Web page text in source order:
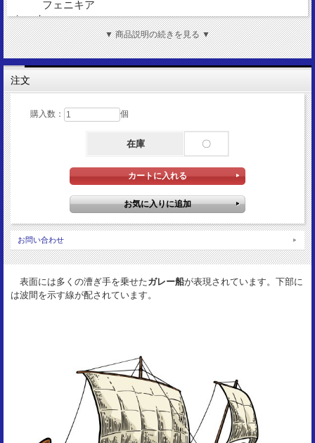
フェニキア
都 市：
シドン
発行年：
BC365-BC349
額 面：
金 性：
ガレー船
王とライオン
9mm
重 量：
0.64g
資 料：
Sear5940
▼ 商品説明の続きを見る ▼
注文
購入数： 個
在庫 〇
お問い合わせ
表面には多くの漕ぎ手を乗せたガレー船が表現されています。下部に
は波間を示す線が配されています。